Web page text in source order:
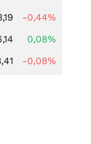
-0,44%
0,08%
-0,08%